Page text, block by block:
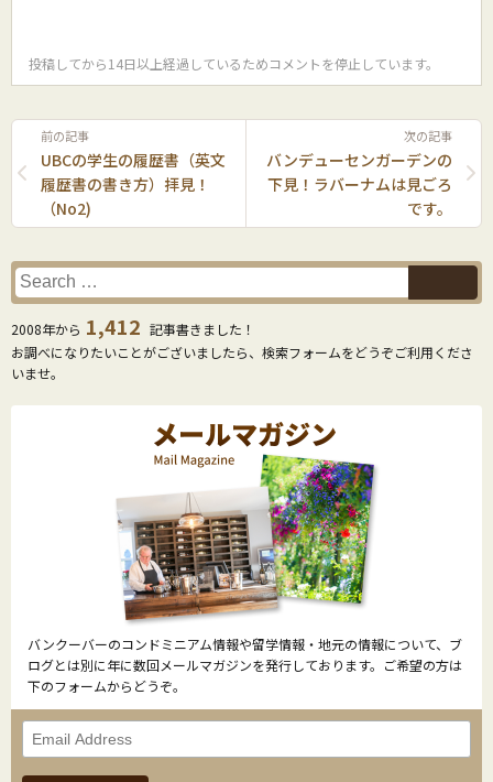
投稿してから14日以上経過しているためコメントを停止しています。
前の記事
UBCの学生の履歴書（英文
履歴書の書き方）拝見！
（No2)
次の記事
バンデューセンガーデンの
下見！ラバーナムは見ごろ
です。
2008年から 1,412 記事書きました！
お調べになりたいことがございましたら、検索フォームをどうぞご利用くださ
いませ。
バンクーバーのコンドミニアム情報や留学情報・地元の情報について、ブ
ログとは別に年に数回メールマガジンを発行しております。ご希望の方は
下のフォームからどうぞ。